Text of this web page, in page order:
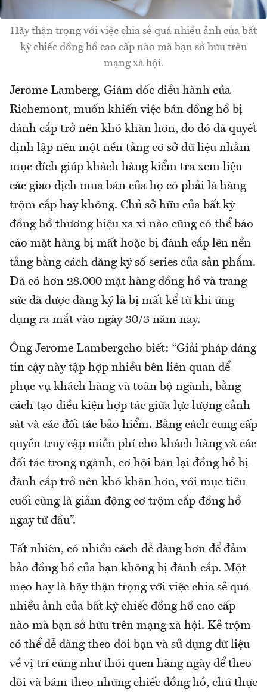
Hãy thận trọng với việc chia sẻ quá nhiều ảnh của bất
kỳ chiếc đồng hồ cao cấp nào mà bạn sở hữu trên
mạng xã hội.
Jerome Lamberg, Giám đốc điều hành của
Richemont, muốn khiến việc bán đồng hồ bị
đánh cắp trở nên khó khăn hơn, do đó đã quyết
định lập nên một nền tảng cơ sở dữ liệu nhằm
mục đích giúp khách hàng kiểm tra xem liệu
các giao dịch mua bán của họ có phải là hàng
trộm cắp hay không. Chủ sở hữu của bất kỳ
đồng hồ thương hiệu xa xỉ nào cũng có thể báo
cáo mặt hàng bị mất hoặc bị đánh cắp lên nền
tảng bằng cách đăng ký số series của sản phẩm.
Đã có hơn 28.000 mặt hàng đồng hồ và trang
sức đã được đăng ký là bị mất kể từ khi ứng
dụng ra mắt vào ngày 30/3 năm nay.
Ông Jerome Lambergcho biết: “Giải pháp đáng
tin cậy này tập hợp nhiều bên liên quan để
phục vụ khách hàng và toàn bộ ngành, bằng
cách tạo điều kiện hợp tác giữa lực lượng cảnh
sát và các đối tác bảo hiểm. Bằng cách cung cấp
quyền truy cập miễn phí cho khách hàng và các
đối tác trong ngành, cơ hội bán lại đồng hồ bị
đánh cắp trở nên khó khăn hơn, với mục tiêu
cuối cùng là giảm động cơ trộm cắp đồng hồ
ngay từ đầu”.
Tất nhiên, có nhiều cách dễ dàng hơn để đảm
bảo đồng hồ của bạn không bị đánh cắp. Một
mẹo hay là hãy thận trọng với việc chia sẻ quá
nhiều ảnh của bất kỳ chiếc đồng hồ cao cấp
nào mà bạn sở hữu trên mạng xã hội. Kẻ trộm
có thể dễ dàng theo dõi bạn và sử dụng dữ liệu
về vị trí cũng như thói quen hàng ngày để theo
dõi và bám theo những chiếc đồng hồ, chứ thực